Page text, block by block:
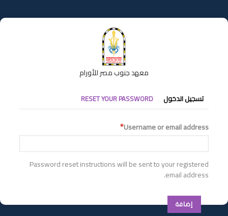
إلى
المحتوى
معهد جنوب مصر للأورام
التبويبات
الأساسية
تسجيل الدخول RESET YOUR PASSWORD
Username or email address
Password reset instructions will be sent to your registered
email address.